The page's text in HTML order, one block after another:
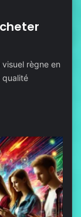
règne en
qualité